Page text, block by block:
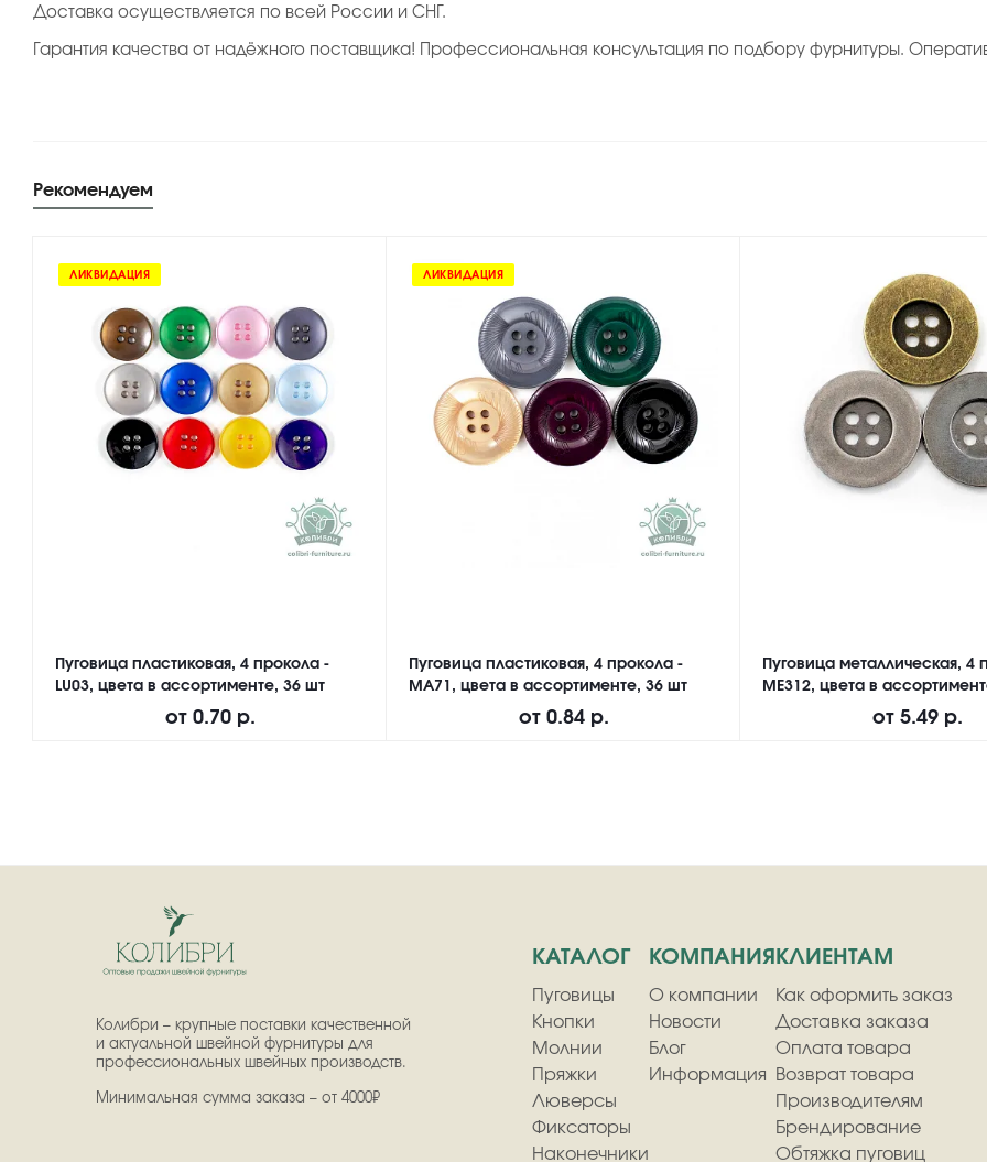
Доставка осуществляется по всей России и СНГ.
Гарантия качества от надёжного поставщика! Профессиональная консультация по подбору фурнитуры.
Рекомендуем
ЛИКВИДАЦИЯ
Пуговица пластиковая, 4 прокола -
LU03, цвета в ассортименте, 36 шт
от 0.70 р.
ЛИКВИДАЦИЯ
Пуговица пластиковая, 4 прокола -
MA71, цвета в ассортименте, 36 шт
от 0.84 р.
Пуговица металлическая, 4
ME312, цвета в
от 5.49 р.
Колибри – крупные поставки качественной
и актуальной швейной фурнитуры для
профессиональных швейных производств.
Минимальная сумма заказа – от 4000₽
КАТАЛОГ
Пуговицы
Кнопки
Молнии
Пряжки
Люверсы
Фиксаторы
Наконечники
КОМПАНИЯ
О компании
Новости
Блог
Информация
КЛИЕНТАМ
Как оформить заказ
Доставка заказа
Оплата товара
Возврат товара
Производителям
Брендирование
Обтяжка пуговиц